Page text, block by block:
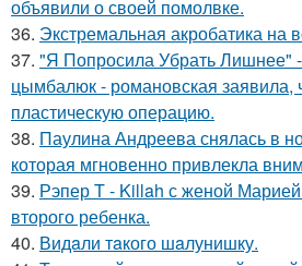
объявили о своей помолвке.
36. Экстремальная акробатика на
37. "Я Попросила Убрать Лишнее"
цымбалюк - романовская заявила,
пластическую операцию.
38. Паулина Андреева снялась в
которая мгновенно привлекла
39. Рэпер T - Killah с женой
второго ребенка.
40. Видaли тaкого шaлунишку.